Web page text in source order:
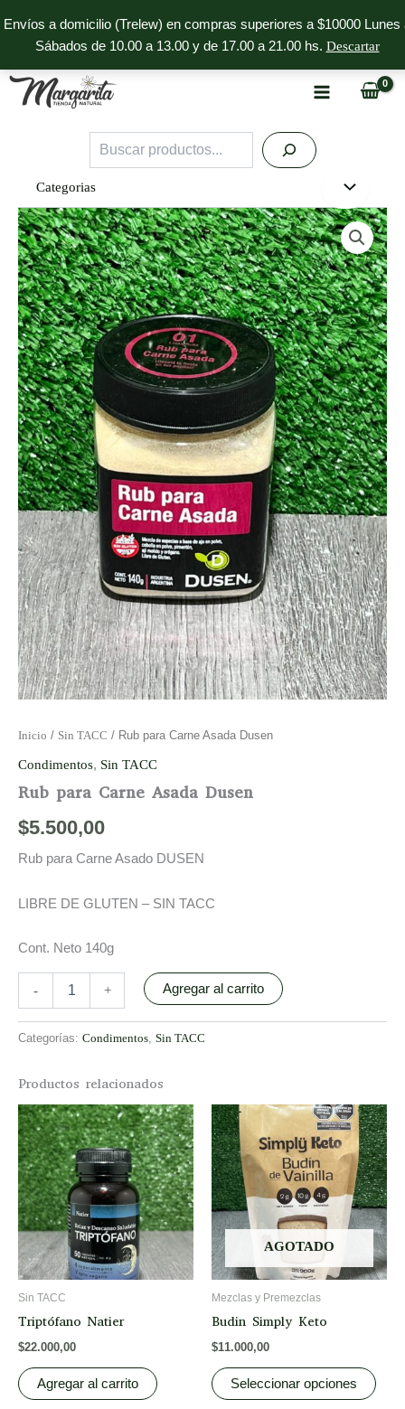
Envíos a domicilio (Trelew) en compras superiores a $10000 Lunes
Sábados de 10.00 a 13.00 y de 17.00 a 21.00 hs. Descartar
al
contenido
Buscar
Categorias
Inicio / Sin TACC / Rub para Carne Asada Dusen
Condimentos, Sin TACC
Rub para Carne Asada Dusen
$5.500,00
Rub para Carne Asado DUSEN
LIBRE DE GLUTEN – SIN TACC
Cont. Neto 140g
-
Rub
para
Carne
Asada
Dusen
cantidad
+ Agregar al carrito
Categorías: Condimentos Sin TACC
Productos relacionados
Sin TACC
Triptófano Natier
$22.000,00
Agregar al carrito
AGOTADO
Mezclas y Premezclas
Budin Simply Keto
$11.000,00
Seleccionar opciones
This
has
The
may